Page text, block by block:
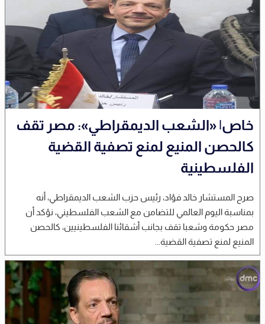
خاص| «الشعب الديمقراطي»: مصر تقف
كالحصن المنيع لمنع تصفية القضية
الفلسطينية
صرح المستشار خالد فؤاد، رئيس حزب الشعب الديمقراطي، أنه
بمناسبة اليوم العالمي للتضامن مع الشعب الفلسطيني، نؤكد أن
مصر حكومة وشعبا تقف بجانب أشقائنا الفلسطينيين، كالحصن
المنيع لمنع تصفية القضية...